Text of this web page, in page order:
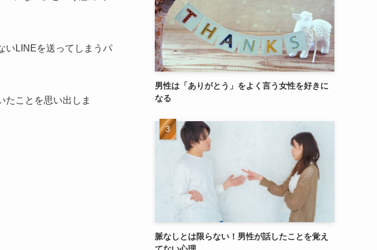
いLINEを送ってしまうパ
たことを思い出しま
男性は「ありがとう」をよく言う女性を好きに
なる
脈なしとは限らない！男性が話したことを覚え